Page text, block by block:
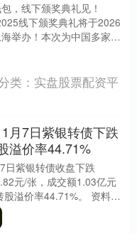
，线下颁奖典礼见！
线下颁奖典礼将于2026
举办！本次为中国多家游
属于中国玩家的线下
类： 实盘股票配资平
月7日紫银转债下跌
溢价率44.71%
日紫银转债收盘下跌
元/张，成交额1.03亿元
股溢价率44.71%。 资料显
级别为“AA+....